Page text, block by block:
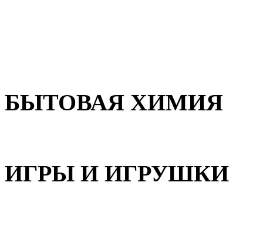
БЫТОВАЯ ХИМИЯ
ИГРЫ И ИГРУШКИ